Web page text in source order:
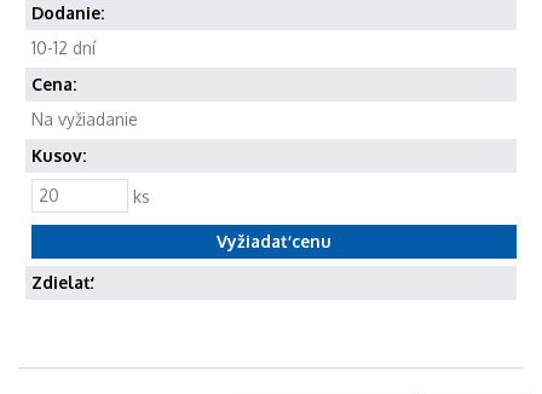
Dodanie:
10-12 dní
Cena:
Na vyžiadanie
Kusov:
ks
Zdielať: